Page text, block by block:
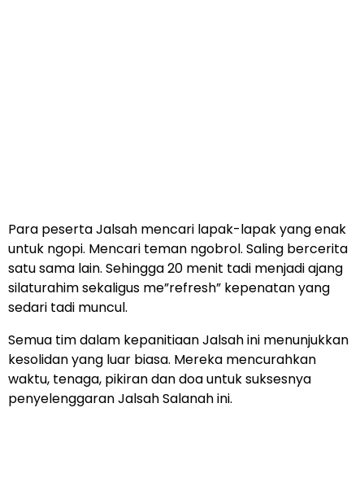
Para peserta Jalsah mencari lapak-lapak yang enak
untuk ngopi. Mencari teman ngobrol. Saling bercerita
satu sama lain. Sehingga 20 menit tadi menjadi ajang
silaturahim sekaligus me”refresh” kepenatan yang
sedari tadi muncul.
Semua tim dalam kepanitiaan Jalsah ini menunjukkan
kesolidan yang luar biasa. Mereka mencurahkan
waktu, tenaga, pikiran dan doa untuk suksesnya
penyelenggaran Jalsah Salanah ini.